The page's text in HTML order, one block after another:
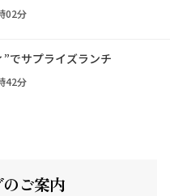
02分
でサプライズランチ
42分
のご案内